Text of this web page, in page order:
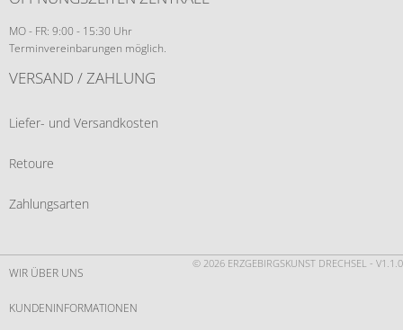
MO - FR: 9:00 - 15:30 Uhr
Terminvereinbarungen möglich.
VERSAND / ZAHLUNG
Liefer- und Versandkosten
Retoure
Zahlungsarten
© 2026 ERZGEBIRGSKUNST DRECHSEL - V1.1.0
WIR ÜBER UNS
KUNDENINFORMATIONEN